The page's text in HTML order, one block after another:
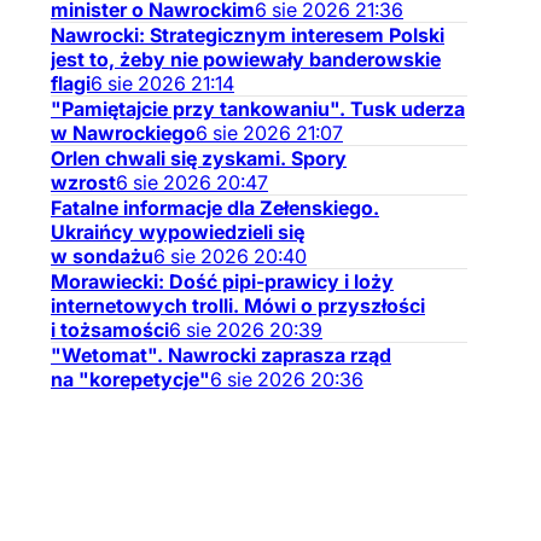
minister o Nawrockim6 sie 2026 21:36
Nawrocki: Strategicznym interesem Polski
jest to, żeby nie powiewały banderowskie
flagi6 sie 2026 21:14
"Pamiętajcie przy tankowaniu". Tusk uderza
w Nawrockiego6 sie 2026 21:07
Orlen chwali się zyskami. Spory
wzrost6 sie 2026 20:47
Fatalne informacje dla Zełenskiego.
Ukraińcy wypowiedzieli się
w sondażu6 sie 2026 20:40
Morawiecki: Dość pipi-prawicy i loży
internetowych trolli. Mówi o przyszłości
i tożsamości6 sie 2026 20:39
"Wetomat". Nawrocki zaprasza rząd
na "korepetycje"6 sie 2026 20:36